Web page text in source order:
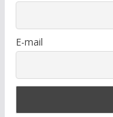
E-mail